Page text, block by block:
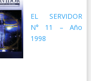
EL SERVIDOR
N° 11 – Año
1998